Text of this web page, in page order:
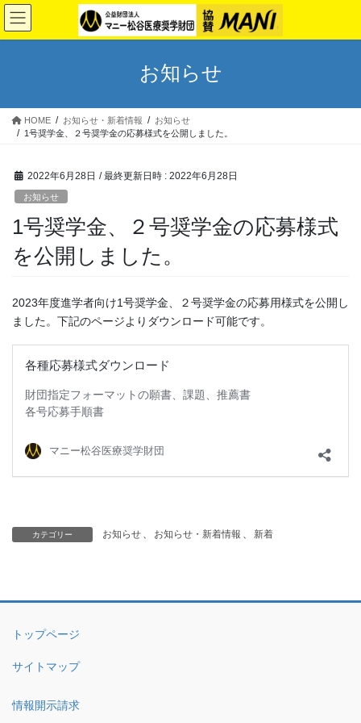
コ
ン
テ
ス
ナ
ビ
ゲ
ン
お知らせ
HOME お知らせ・新着情報
お知らせ
1号奨学金、２号奨学金の応募様式を公開しました。
2022年6月28日 / 最終更新日時 : 2022年6月28日
お知らせ
1号奨学金、２号奨学金の応募様式
を公開しました。
2023年度進学者向け1号奨学金、２号奨学金の応募用様式を公開し
ました。下記のページよりダウンロード可能です。
カテゴリー お知らせ 、 お知らせ・新着情報 、 新着
トップページ
サイトマップ
情報開示請求